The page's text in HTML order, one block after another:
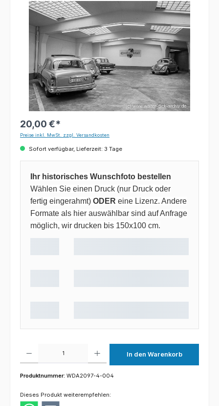
Bildergalerie überspringen
20,00 €*
Preise inkl. MwSt. zzgl. Versandkosten
Sofort verfügbar, Lieferzeit: 3 Tage
Ihr historisches Wunschfoto bestellen
Wählen Sie einen Druck (nur Druck oder
fertig eingerahmt) ODER eine Lizenz. Andere
Formate als hier auswählbar sind auf Anfrage
möglich, wir drucken bis 150x100 cm.
In den Warenkorb
Produktnummer: WDA2097-4-004
Dieses Produkt weiterempfehlen: